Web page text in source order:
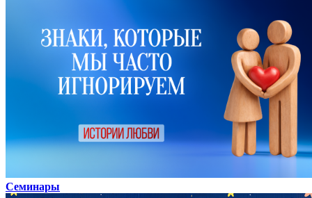
Семинары